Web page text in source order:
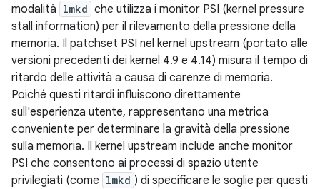
modalità lmkd che utilizza i monitor PSI (kernel pressure
stall information) per il rilevamento della pressione della
memoria. Il patchset PSI nel kernel upstream (portato alle
versioni precedenti dei kernel 4.9 e 4.14) misura il tempo di
ritardo delle attività a causa di carenze di memoria.
Poiché questi ritardi influiscono direttamente
sull'esperienza utente, rappresentano una metrica
conveniente per determinare la gravità della pressione
sulla memoria. Il kernel upstream include anche monitor
PSI che consentono ai processi di spazio utente
privilegiati (come lmkd ) di specificare le soglie per questi